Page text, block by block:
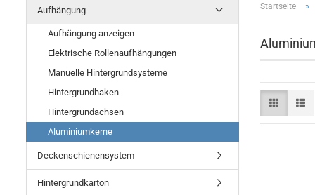
Startseite »
Aufhängung
Aufhängung anzeigen
Elektrische Rollenaufhängungen
Manuelle Hintergrundsysteme
Hintergrundhaken
Hintergrundachsen
Aluminiumkerne
Deckenschienensystem
Hintergrundkarton